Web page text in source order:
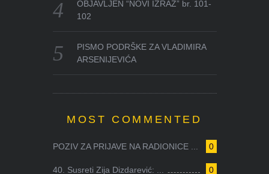
OBJAVLJEN “NOVI IZRAZ” br. 101-
102
PISMO PODRŠKE ZA VLADIMIRA
ARSENIJEVIĆA
MOST COMMENTED
0
POZIV ZA PRIJAVE NA RADIONICE ...
0
40. Susreti Zija Dizdarević: ...